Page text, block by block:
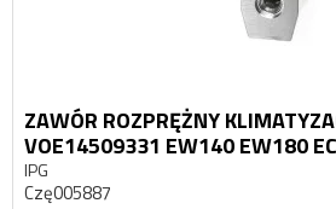
ZAWÓR ROZPRĘŻNY
VOE14509331 EW140 EW180
IPG
Czę005887